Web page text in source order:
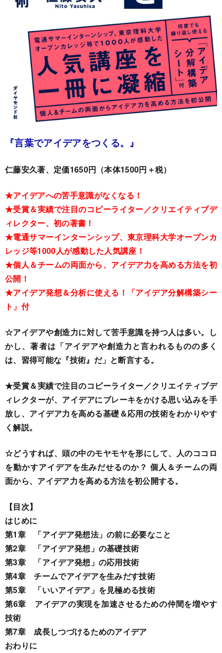
『言葉でアイデアをつくる。』
仁藤安久著、定価1650円（本体1500円＋税）
★アイデアへの苦手意識がなくなる！
★受賞＆実績で注目のコピーライター／クリエイティブデ
ィレクター、初の著書！
★電通サマーインターンシップ、東京理科大学オープンカ
レッジ等1000人が感動した人気講座！
★個人＆チームの両面から、アイデア力を高める方法を初
公開！
★アイデア発想＆分析に使える！「アイデア分解構築シー
ト」付
☆アイデアや創造力に対して苦手意識を持つ人は多い。し
かし、著者は「アイデアや創造力と言われるものの多く
は、習得可能な『技術』だ」と断言する。
★受賞＆実績で注目のコピーライター／クリエイティブデ
ィレクターが、アイデアにブレーキをかける思い込みを手
放し、アイデア力を高める基礎＆応用の技術をわかりやす
く解説。
☆どうすれば、頭の中のモヤモヤを形にして、人のココロ
を動かすアイデアを生みだせるのか？ 個人＆チームの両
面から、アイデア力を高める方法を初公開する。
【目次】
はじめに
第1章 「アイデア発想法」の前に必要なこと
第2章 「アイデア発想」の基礎技術
第3章 「アイデア発想」の応用技術
第4章 チームでアイデアを生みだす技術
第5章 「いいアイデア」を見極める技術
第6章 アイデアの実現を加速させるための仲間を増やす
技術
第7章 成長しつづけるためのアイデア
おわりに